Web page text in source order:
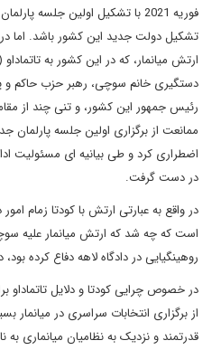
فوریه 2021 با تشکیل اولین جلسه
دستگیری خانم سوچی، رهبر حزب حاکم و
رئیس جمهور این کشور، و تنی چند از
ممانعت از برگزاری اولین جلسه پارلمان
اضطراری کرد و طی بیانیه ای مسئولیت
در دست گرفت.
در واقع به عبارتی ارتش با کودتا زمام
است که چه شد که ارتش میانمار علیه
روهینگیایی در دادگاه لاهه دفاع کرده
در خصوص چرایی کودتا و دلایل تاتماداو
از برگزاری انتخابات سراسری در میانمار
قدرتمند و نزدیک به نظامیان میانماری